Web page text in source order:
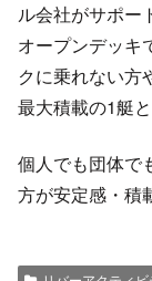
ル会社がサポー
オープンデッキ
クに乗れない方
最大積載の1艇
個人でも団体で
方が安定感・積